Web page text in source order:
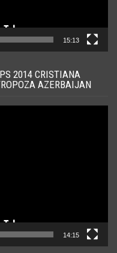
15:13
2014 CRISTIANA
AZERBAIJAN
14:15